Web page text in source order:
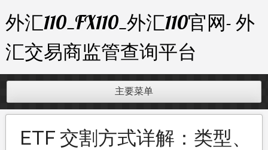
至
内
容
外汇110_FX110_外汇110官网- 外
汇交易商监管查询平台
主要菜单
ETF 交割方式详解：类型、